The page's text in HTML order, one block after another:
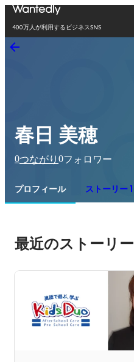
400万人が利用するビジネスSNS
春日 美穂
0つながり 0フォロワー
プロフィール ストーリー 1
最近のストーリー